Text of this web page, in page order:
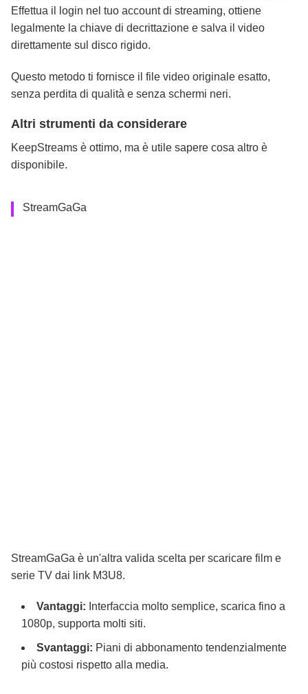
Effettua il login nel tuo account di streaming, ottiene
legalmente la chiave di decrittazione e salva il video
direttamente sul disco rigido.
Questo metodo ti fornisce il file video originale esatto,
senza perdita di qualità e senza schermi neri.
Altri strumenti da considerare
KeepStreams è ottimo, ma è utile sapere cosa altro è
disponibile.
StreamGaGa
StreamGaGa è un'altra valida scelta per scaricare film e
serie TV dai link M3U8.
Vantaggi: Interfaccia molto semplice, scarica fino a
1080p, supporta molti siti.
Svantaggi: Piani di abbonamento tendenzialmente
più costosi rispetto alla media.